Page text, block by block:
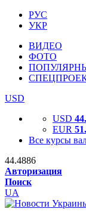
РУС
УКР
ВИДЕО
ФОТО
USD
USD
EUR
Все курсы
44.4886
Авторизация
Поиск
UA